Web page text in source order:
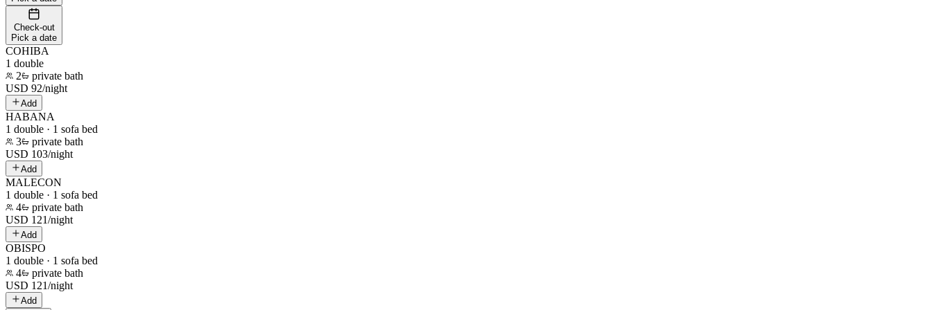
Check-out
Pick a date
COHIBA
1 double
2
private bath
USD 92/night
Add
HABANA
1 double · 1 sofa bed
3
private bath
USD 103/night
Add
MALECON
1 double · 1 sofa bed
4
private bath
USD 121/night
Add
OBISPO
1 double · 1 sofa bed
4
private bath
USD 121/night
Add